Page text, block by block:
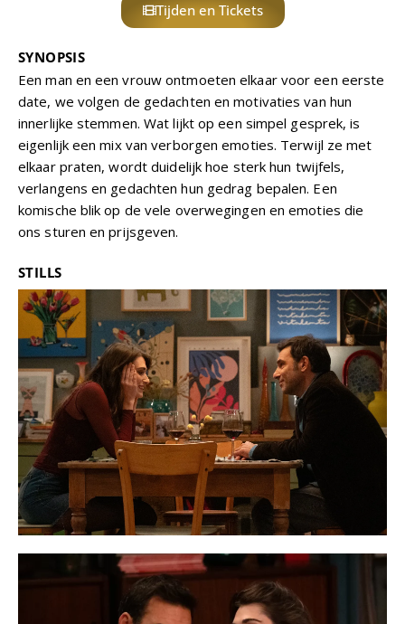
Tijden en Tickets
SYNOPSIS
Een man en een vrouw ontmoeten elkaar voor een eerste
date, we volgen de gedachten en motivaties van hun
innerlijke stemmen. Wat lijkt op een simpel gesprek, is
eigenlijk een mix van verborgen emoties. Terwijl ze met
elkaar praten, wordt duidelijk hoe sterk hun twijfels,
verlangens en gedachten hun gedrag bepalen. Een
komische blik op de vele overwegingen en emoties die
ons sturen en prijsgeven.
STILLS